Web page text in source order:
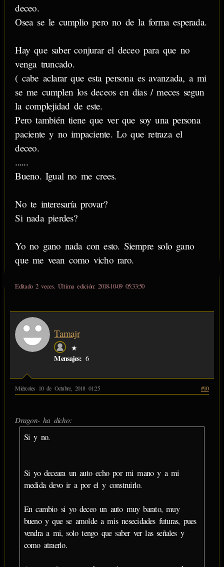
deceo.
Osea se le cumplio pero no de la forma esperada.
Hay que saber conjurar el deceo para que no
venga truncado.
( cabe aclarar que esta persona es avanzada, a mi
se me cumplen los deceos en dias / meces segun
la complejidad de este.
Pero también tiene que ver que soy una persona
paciente y no impaciente. Lo que retraza el
deceo.
......
Bueno. Igual no me crees.
No te interesaría provar?
Si nada pierdes?
Yo no gano nada con esto. Siempre solo gano
que me vean como vicho raro.
Editado 2 veces. Última edición: 2018-10-09 05:33:50
Tamajr
★
Mensajes: 6
Miércoles 10 de Octubre, 2018 01:25 #10
Dragon- ha dicho:
Si y no.
Si yo deceara un auto echo por mi mano y a mi
medida devo ir a por el y construirlo.
En cambio si yo deceo un auto muy barato, muy
bueno y que se amolde a mis nesecidades futuras, pues
vendra a mi, solo tengo que saber ver las señales y
como atraerlo.